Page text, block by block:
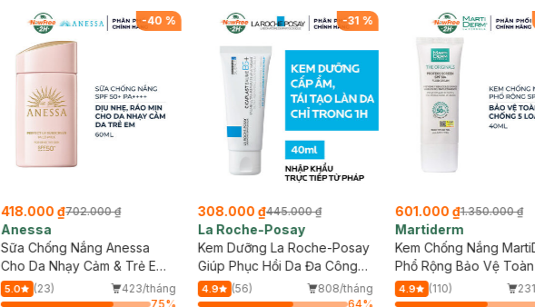
-40 %
418.000 ₫702.000 ₫
Anessa
Sữa Chống Nắng Anessa
Cho Da Nhạy Cảm & Trẻ Em
60ml (Mới)
5.0 (23)
423/tháng
75%
-31 %
308.000 ₫445.000 ₫
La Roche-Posay
Kem Dưỡng La Roche-Posay
Giúp Phục Hồi Da Đa Công
Dụng 40ml
4.9 (56)
808/tháng
64%
601.000 ₫1.350.000 ₫
Martiderm
Kem Chống Nắng
Phổ Rộng Bảo Vệ Toàn
40ml
4.9 (110)